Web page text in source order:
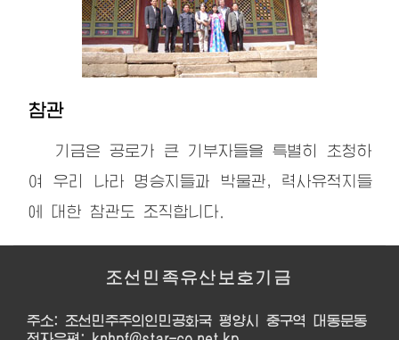
참관
기금은 공로가 큰 기부자들을 특별히 초청하
여 우리 나라 명승지들과 박물관, 력사유적지들
에 대한 참관도 조직합니다.
조선민족유산보호기금
주소: 조선민주주의인민공화국 평양시 중구역 대동문동